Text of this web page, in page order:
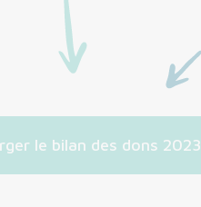
le bilan des dons 2023